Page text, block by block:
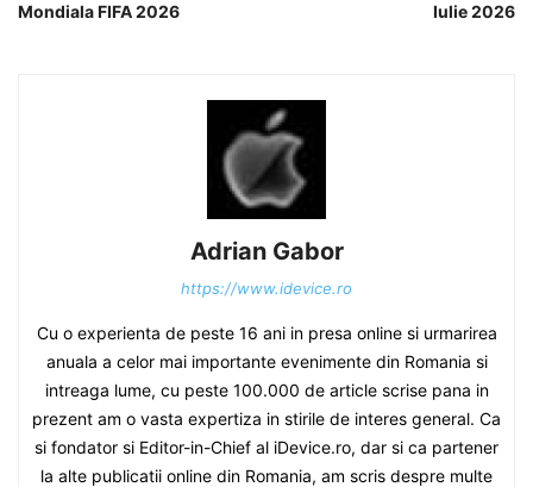
Mondiala FIFA 2026
Iulie 2026
Adrian Gabor
https://www.idevice.ro
Cu o experienta de peste 16 ani in presa online si urmarirea
anuala a celor mai importante evenimente din Romania si
intreaga lume, cu peste 100.000 de article scrise pana in
prezent am o vasta expertiza in stirile de interes general. Ca
si fondator si Editor-in-Chief al iDevice.ro, dar si ca partener
la alte publicatii online din Romania, am scris despre multe